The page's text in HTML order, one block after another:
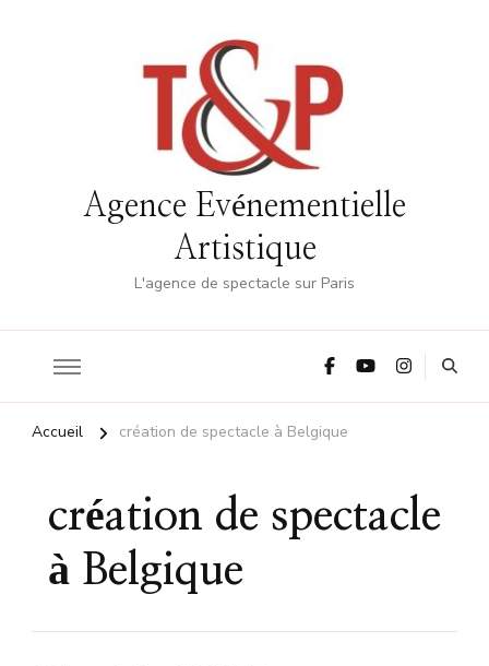
Agence Evénementielle
Artistique
L'agence de spectacle sur Paris
Accueil création de spectacle à Belgique
création de spectacle
à Belgique